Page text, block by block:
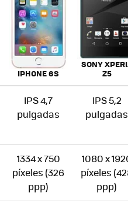
IPHONE 6S
SONY
Z5
IPS 4,7
pulgadas
IPS 5,2
pulgadas
1334 x 750
píxeles (326
ppp)
1080 x
píxeles
ppp)